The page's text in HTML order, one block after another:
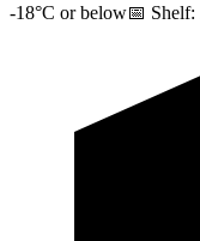
-18°C or below📅 Shelf: